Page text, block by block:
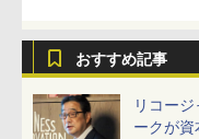
おすすめ記事
リコー
ークが資